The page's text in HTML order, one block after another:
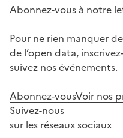
Abonnez-vous à notre
Pour ne rien manquer
de l’open data,
suivez nos événements.
Abonnez-vousVoir nos
Suivez-nous
sur les réseaux sociaux